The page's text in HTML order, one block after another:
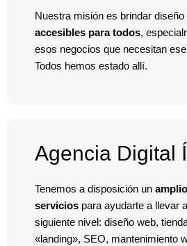
Nuestra misión es brindar
accesibles para todos,
esos negocios que necesitan ese
Todos hemos estado allí.
Agencia Digital
Tenemos a disposición un
servicios para ayudarte a llevar
siguiente nivel: diseño web,
«landing», SEO, mantenimiento